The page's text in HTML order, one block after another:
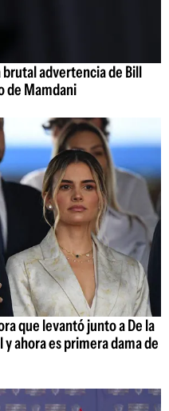
advertencia de Bill
de Mamdani
que levantó junto a De la
ahora es primera dama de